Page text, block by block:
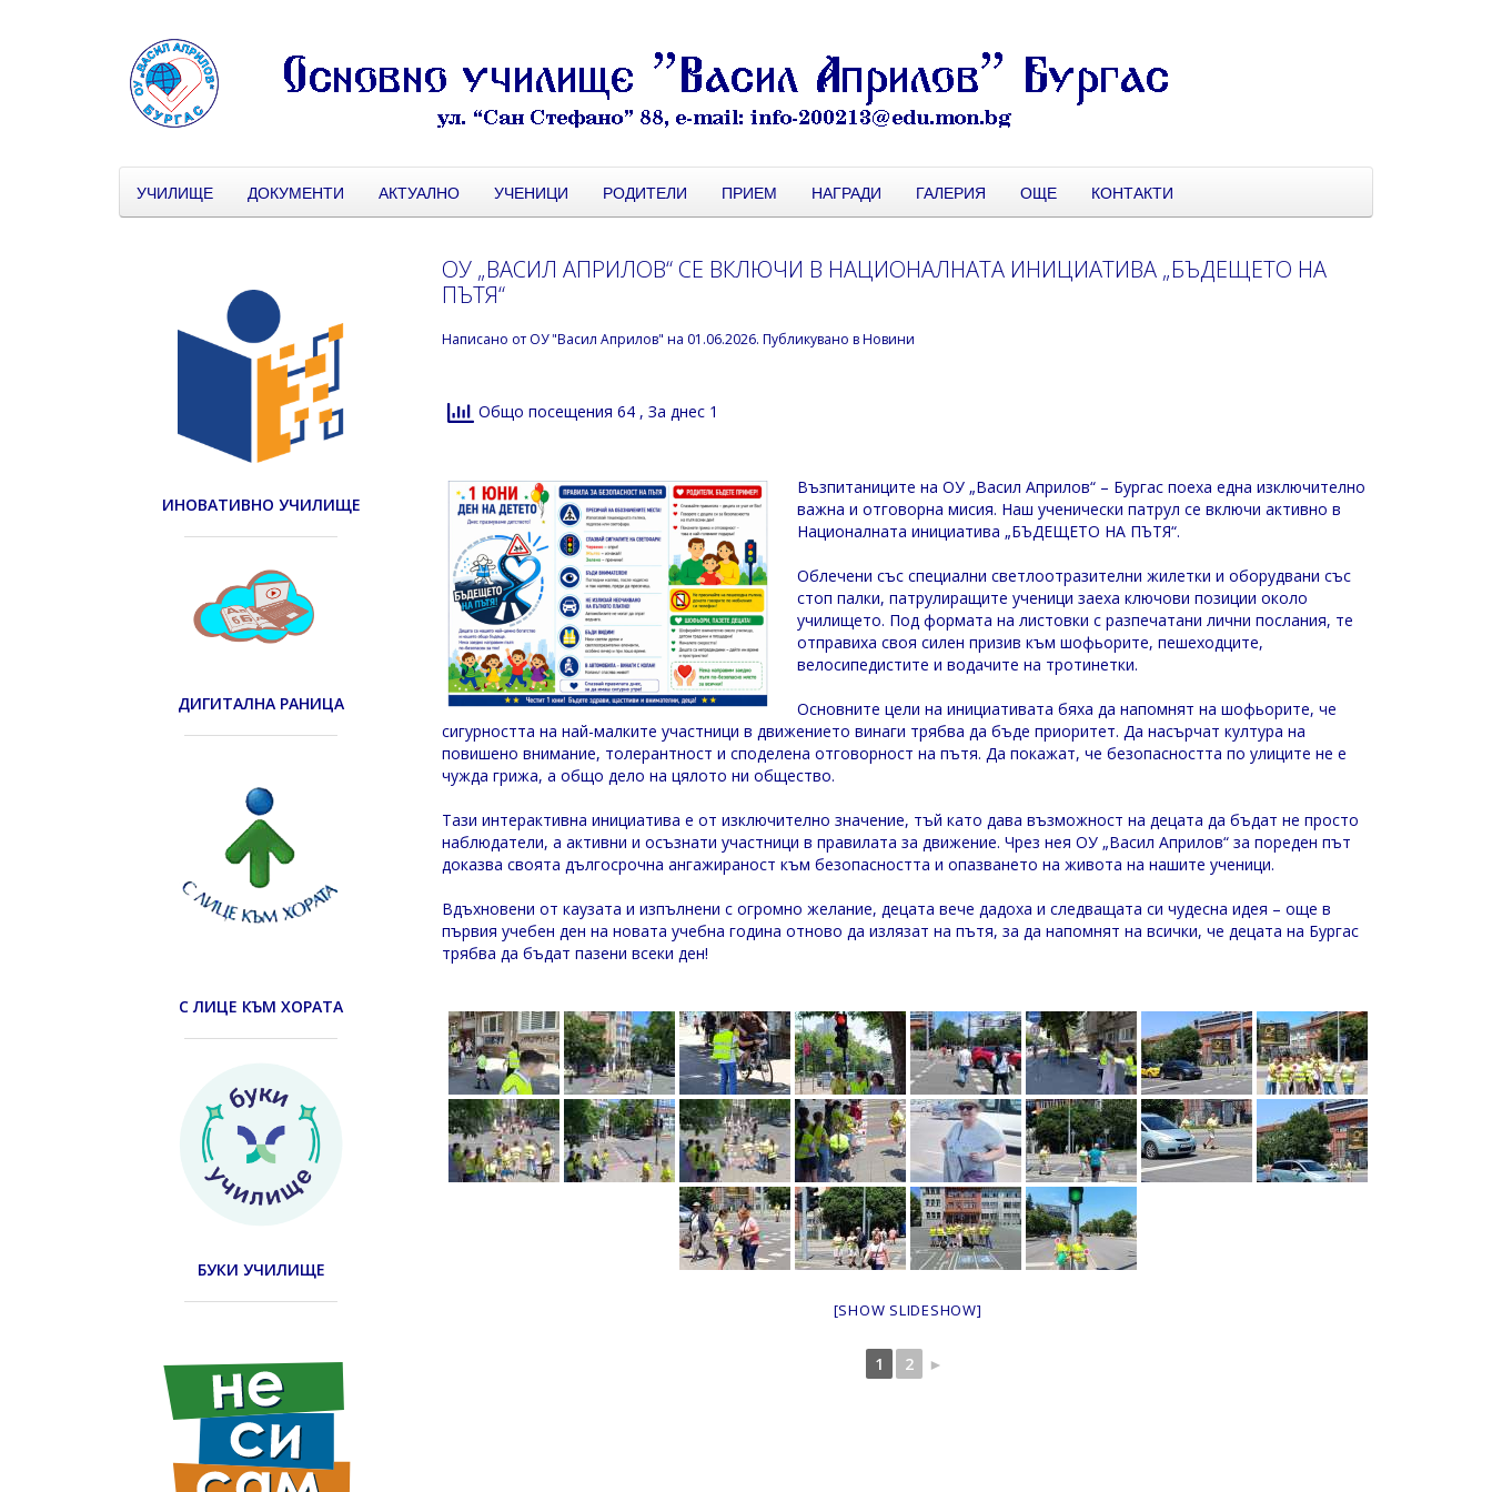
УЧИЛИЩЕ ДОКУМЕНТИ АКТУАЛНО УЧЕНИЦИ РОДИТЕЛИ ПРИЕМ НАГРАДИ ГАЛЕРИЯ ОЩЕ КОНТАКТИ
ОУ „ВАСИЛ АПРИЛОВ“ СЕ ВКЛЮЧИ В НАЦИОНАЛНАТА ИНИЦИАТИВА „БЪДЕЩЕТО НА
ПЪТЯ“
Написано от ОУ "Васил Априлов" на 01.06.2026. Публикувано вНовини
Общо посещения 64 , За днес 1
Възпитаниците на ОУ „Васил Априлов“ – Бургас поеха една изключително
важна и отговорна мисия. Наш ученически патрул се включи активно в
Националната инициатива „БЪДЕЩЕТО НА ПЪТЯ“.
Облечени със специални светлоотразителни жилетки и оборудвани със
стоп палки, патрулиращите ученици заеха ключови позиции около
училището. Под формата на листовки с разпечатани лични послания, те
отправиха своя силен призив към шофьорите, пешеходците,
велосипедистите и водачите на тротинетки.
Основните цели на инициативата бяха да напомнят на шофьорите, че
сигурността на най-малките участници в движението винаги трябва да бъде приоритет. Да насърчат култура на
повишено внимание, толерантност и споделена отговорност на пътя. Да покажат, че безопасността по улиците не е
чужда грижа, а общо дело на цялото ни общество.
Тази интерактивна инициатива е от изключително значение, тъй като дава възможност на децата да бъдат не просто
наблюдатели, а активни и осъзнати участници в правилата за движение. Чрез нея ОУ „Васил Априлов“ за пореден път
доказва своята дългосрочна ангажираност към безопасността и опазването на живота на нашите ученици.
Вдъхновени от каузата и изпълнени с огромно желание, децата вече дадоха и следващата си чудесна идея – още в
първия учебен ден на новата учебна година отново да излязат на пътя, за да напомнят на всички, че децата на Бургас
трябва да бъдат пазени всеки ден!
[SHOW SLIDESHOW]
1 2 ►
ИНОВАТИВНО УЧИЛИЩЕ
ДИГИТАЛНА РАНИЦА
С ЛИЦЕ КЪМ ХОРАТА
БУКИ УЧИЛИЩЕ